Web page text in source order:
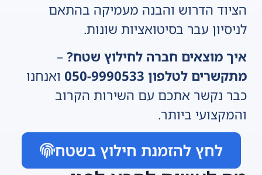
הציוד הדרוש והבנה מעמיקה בהתאם
לניסיון עבר בסיטואציות שונות.
איך מוצאים חברה לחילוץ שטח? –
מתקשרים לטלפון 050-9990533
ואנחנו
כבר נקשר אתכם עם השירות הקרוב
והמקצועי ביותר.
לחץ להזמנת חילוץ בשטח